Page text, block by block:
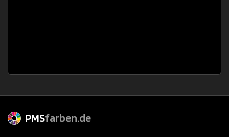
PMSfarben.de